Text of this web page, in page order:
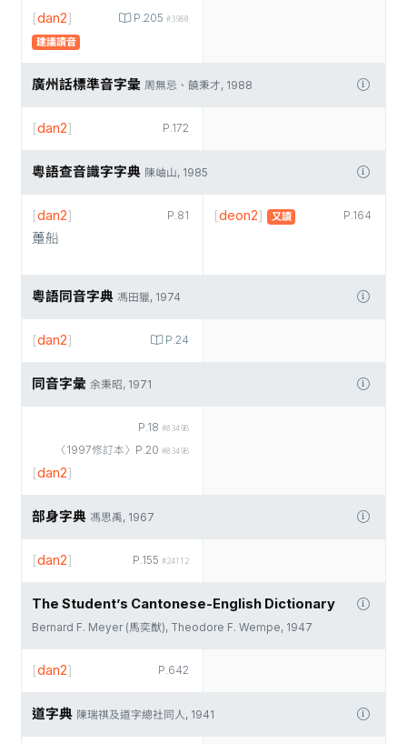
P.205 #3980
[dan2]
建議讀音
廣州話標準音字彙 周無忌、饒秉才, 1988
P.172
[dan2]
粵語查音識字字典 陳岫山, 1985
P.81
[dan2]
躉船
P.164
[deon2] 又讀
粵語同音字典 馮田獵, 1974
P.24
[dan2]
同音字彙 余秉昭, 1971
P.18 #0349B
〈1997修訂本〉P.20 #0349B
[dan2]
部身字典 馮思禹, 1967
P.155 #24112
[dan2]
The Student’s Cantonese-English Dictionary
Bernard F. Meyer (馬奕猷), Theodore F. Wempe, 1947
P.642
[dan2]
道字典 陳瑞祺及道字總社同人, 1941